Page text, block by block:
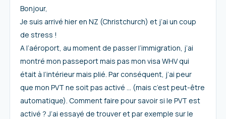
Bonjour,
Je suis arrivé hier en NZ (Christchurch) et j’ai un coup
de stress !
A l’aéroport, au moment de passer l’immigration, j’ai
montré mon passeport mais pas mon visa WHV qui
était à l’intérieur mais plié. Par conséquent, j’ai peur
que mon PVT ne soit pas activé … (mais c’est peut-être
automatique). Comment faire pour savoir si le PVT est
activé ? J’ai essayé de trouver et par exemple sur le